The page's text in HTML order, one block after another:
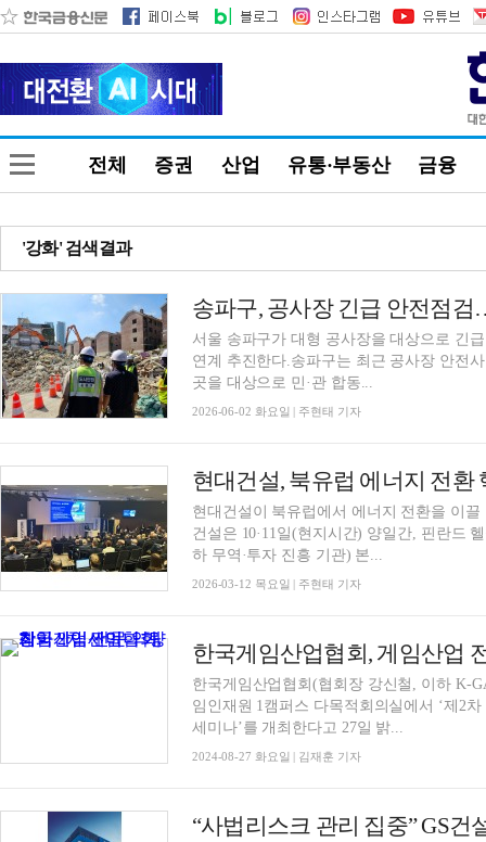
전체 증권 산업 유통·부동산 금융
'강화' 검색결과
송파구, 공사장 긴급 안전점
서울 송파구가 대형 공사장을 대상으로 긴
연계 추진한다.송파구는 최근 공사장 안전
곳을 대상으로 민·관 합동...
2026-06-02 화요일 | 주현태 기자
현대건설, 북유럽 에너지 전환
현대건설이 북유럽에서 에너지 전환을 이
건설은 10·11일(현지시간) 양일간, 핀란드
하 무역·투자 진흥 기관) 본...
2026-03-12 목요일 | 주현태 기자
한국게임산업협회, 게임산업
한국게임산업협회(협회장 강신철, 이하 K-
임인재원 1캠퍼스 다목적회의실에서 ‘제2
세미나’를 개최한다고 27일 밝...
2024-08-27 화요일 | 김재훈 기자